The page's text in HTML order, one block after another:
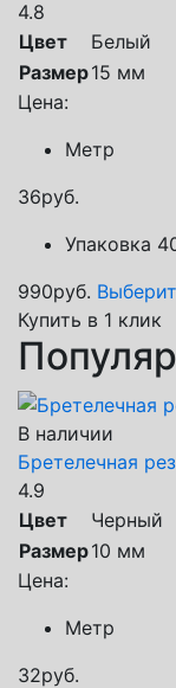
4.8
Цвет
Белый
Размер15 мм
Цена:
Метр
36руб.
Упаковка
990руб.
Купить в 1 клик
В наличии
Бретелечная
4.9
Цвет
Черный
Размер10 мм
Цена:
Метр
32руб.